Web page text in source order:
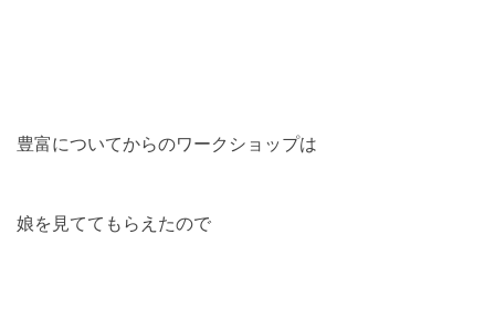
豊富についてからのワークショップは
娘を見ててもらえたので